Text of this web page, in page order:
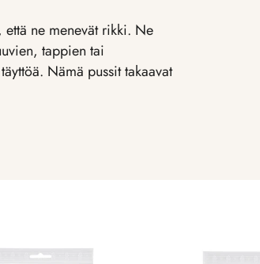
että ne menevät rikki. Ne
tappien tai
Nämä pussit takaavat